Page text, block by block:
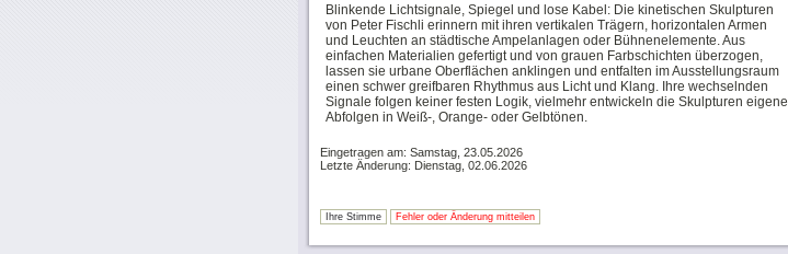
Blinkende Lichtsignale, Spiegel und lose Kabel: Die kinetischen Skulpturen
von Peter Fischli erinnern mit ihren vertikalen Trägern, horizontalen Armen
und Leuchten an städtische Ampelanlagen oder Bühnenelemente. Aus
einfachen Materialien gefertigt und von grauen Farbschichten überzogen,
lassen sie urbane Oberflächen anklingen und entfalten im Ausstellungsraum
einen schwer greifbaren Rhythmus aus Licht und Klang. Ihre wechselnden
Signale folgen keiner festen Logik, vielmehr entwickeln die Skulpturen eigene
Abfolgen in Weiß-, Orange- oder Gelbtönen.
Eingetragen am: Samstag, 23.05.2026
Letzte Änderung: Dienstag, 02.06.2026
Ihre Stimme Fehler oder Änderung mitteilen